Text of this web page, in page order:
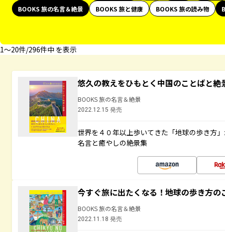
BOOKS 旅の名言＆絶景
BOOKS 旅と健康 BOOKS 旅の読み物
1〜20件/296件中 を表示
悠久の教えをひもとく中国のことばと絶
BOOKS 旅の名言＆絶景
2022.12.15 発売
世界を４０年以上歩いてきた「地球の歩き方
名言と癒やしの絶景集
今すぐ旅に出たくなる！地球の歩き方の
BOOKS 旅の名言＆絶景
2022.11.18 発売